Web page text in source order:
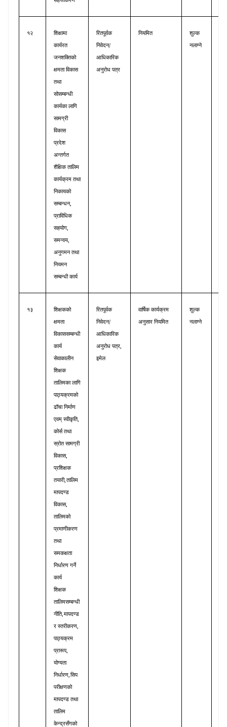
१२ शिक्षामा
कार्यरत
जनशक्तिको
क्षमता विकास
तथा
सोसम्बन्धी
कार्यका लागि
सामग्री
विकास
प्रदेश
अन्तर्गत
शैक्षिक तालिम
कार्यक्रम तथा
निकायको
सम्बन्धन,
प्राविधिक
सहयोग,
समन्वय,
अनुगमन तथा
नियमन
सम्बन्धी कार्य
रितपूर्वक
निवेदन/
आधिकारिक
अनुरोध पत्र
नियमित शुल्क
नलाग्ने
१३ शिक्षकको
क्षमता
विकाससम्बन्धी
कार्य
सेवाकालीन
शिक्षक
तालिमका लागि
पाठ्यक्रमको
ढॉचा निर्माण
एवम् स्वीकृति,
कोर्स तथा
स्रोत सामग्री
विकास,
प्रशिक्षक
तयारी,तालिम
मापदण्ड
विकास,
तालिमको
प्रमाणीकरण
तथा
समकक्षता
निर्धारण गर्ने
कार्य
शिक्षक
तालिमसम्बन्धी
नीति,मापदण्ड
र स्तरीकरण,
पाठ्यक्रम
प्रारूप,
योग्यता
निर्धारण,सिप
परीक्षणको
मापदण्ड तथा
तालिम
केन्द्रसँगको
रितपूर्वक
निवेदन/
आधिकारिक
अनुरोध पत्र,
इमेल
वार्षिक कार्यक्रम
अनुसार नियमित
शुल्क
नलाग्ने